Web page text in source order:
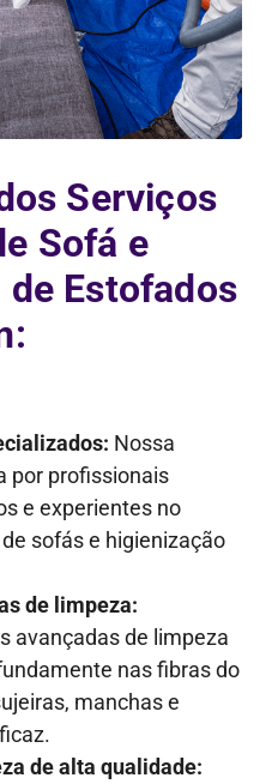
Serviços
Sofá e
Estofados
Nossa
por profissionais
e experientes no
sofás e higienização
de limpeza:
avançadas de limpeza
nas fibras do
manchas e
de alta qualidade: